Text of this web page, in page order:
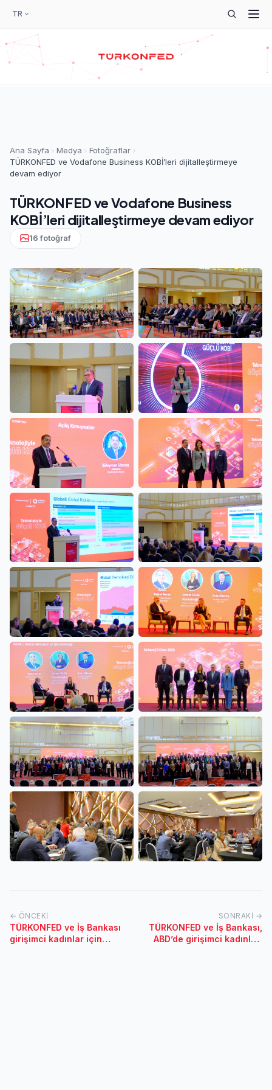
TR
Ana Sayfa Medya
Fotoğraflar
TÜRKONFED ve Vodafone Business KOBİ’leri dijitalleştirmeye
devam ediyor
TÜRKONFED ve Vodafone Business
KOBİ’leri dijitalleştirmeye devam ediyor
16 fotoğraf
← ÖNCEKI
TÜRKONFED ve İş Bankası
girişimci kadınlar için
SONRAKI →
TÜRKONFED ve İş Bankası,
ABD’de girişimci kadınları